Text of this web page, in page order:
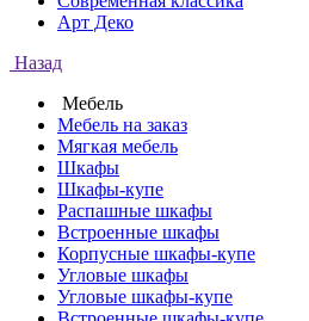
Арт Деко
Назад
Мебель
Мебель на заказ
Мягкая мебель
Шкафы
Шкафы-купе
Распашные шкафы
Встроенные шкафы
Корпусные шкафы-купе
Угловые шкафы
Угловые шкафы-купе